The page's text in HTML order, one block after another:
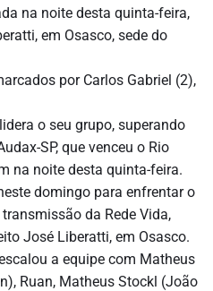
na noite desta quinta-feira,
em Osasco, sede do
por Carlos Gabriel (2),
o seu grupo, superando
SP, que venceu o Rio
na noite desta quinta-feira.
domingo para enfrentar o
da Rede Vida,
José Liberatti, em Osasco.
a equipe com Matheus
Ruan, Matheus Stockl (João